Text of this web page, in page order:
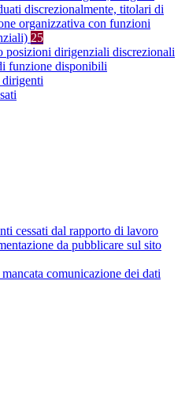
discrezionalmente, titolari di
organizzativa con funzioni
25
posizioni dirigenziali discrezionali
funzione disponibili
cessati dal rapporto di lavoro
da pubblicare sul sito
comunicazione dei dati